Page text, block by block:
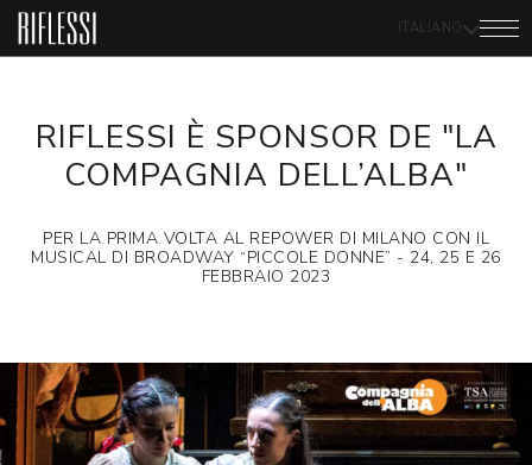
ITALIANO
RIFLESSI È SPONSOR DE "LA
COMPAGNIA DELL’ALBA"
PER LA PRIMA VOLTA AL REPOWER DI MILANO CON IL
MUSICAL DI BROADWAY “PICCOLE DONNE” - 24, 25 E 26
FEBBRAIO 2023